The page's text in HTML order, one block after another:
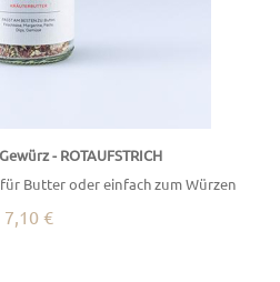
- ROTAUFSTRICH
Butter oder einfach zum Würzen
7,10 €